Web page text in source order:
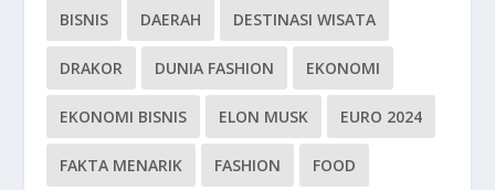
BISNIS DAERAH DESTINASI WISATA
DRAKOR DUNIA FASHION EKONOMI
EKONOMI BISNIS ELON MUSK EURO 2024
FAKTA MENARIK FASHION FOOD